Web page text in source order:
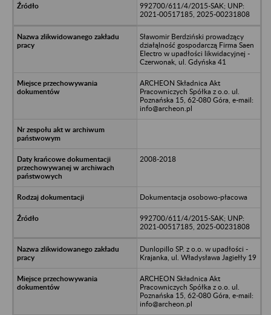
992700/611/4/2015-SAK; UNP:
2021-00517185, 2025-00231808
Sławomir Berdziński prowadzący
działąlność gospodarczą Firma Saen
Electro w upadłości likwidacyjnej -
Czerwonak, ul. Gdyńska 41
ARCHEON Składnica Akt
Pracowniczych Spółka z o.o. ul.
Poznańska 15, 62-080 Góra, e-mail:
info@archeon.pl
2008-2018
Dokumentacja osobowo-płacowa
992700/611/4/2015-SAK; UNP:
2021-00517185, 2025-00231808
Dunlopillo SP. z o.o. w upadłości -
Krajanka, ul. Władysława Jagiełły 19
ARCHEON Składnica Akt
Pracowniczych Spółka z o.o. ul.
Poznańska 15, 62-080 Góra, e-mail:
info@archeon.pl